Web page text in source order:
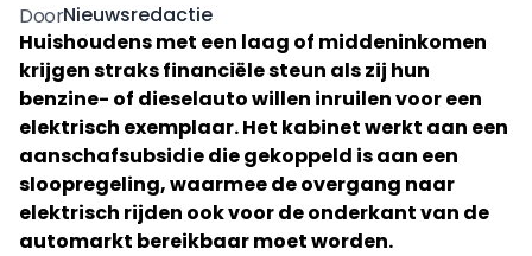
DoorNieuwsredactie
Huishoudens met een laag of middeninkomen
krijgen straks financiële steun als zij hun
benzine- of dieselauto willen inruilen voor een
elektrisch exemplaar. Het kabinet werkt aan een
aanschafsubsidie die gekoppeld is aan een
sloopregeling, waarmee de overgang naar
elektrisch rijden ook voor de onderkant van de
automarkt bereikbaar moet worden.